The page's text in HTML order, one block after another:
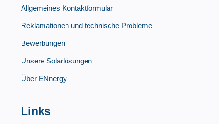
Links
Allgemeines Kontaktformular
Reklamationen und technische Probleme
Bewerbungen
Unsere Solarlösungen
Über ENnergy